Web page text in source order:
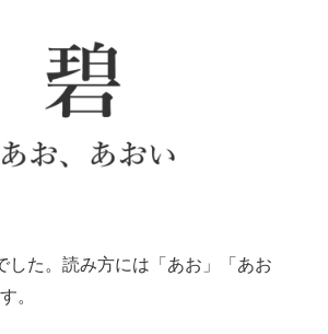
ットの話題
た。読み方には「あお」「あお
。